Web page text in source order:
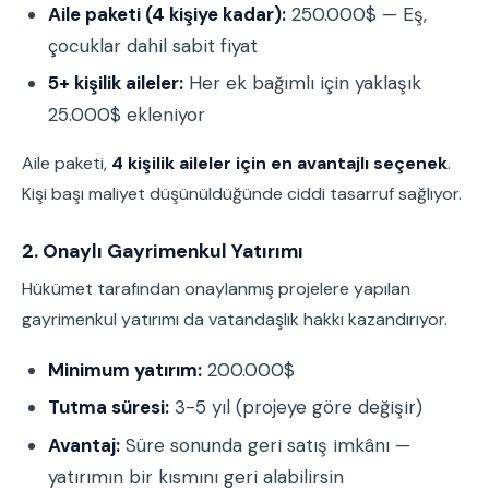
Aile paketi (4 kişiye kadar): 250.000$ — Eş,
çocuklar dahil sabit fiyat
5+ kişilik aileler: Her ek bağımlı için yaklaşık
25.000$ ekleniyor
Aile paketi, 4 kişilik aileler için en avantajlı seçenek.
Kişi başı maliyet düşünüldüğünde ciddi tasarruf sağlıyor.
2. Onaylı Gayrimenkul Yatırımı
Hükümet tarafından onaylanmış projelere yapılan
gayrimenkul yatırımı da vatandaşlık hakkı kazandırıyor.
Minimum yatırım: 200.000$
Tutma süresi: 3-5 yıl (projeye göre değişir)
Avantaj: Süre sonunda geri satış imkânı —
yatırımın bir kısmını geri alabilirsin